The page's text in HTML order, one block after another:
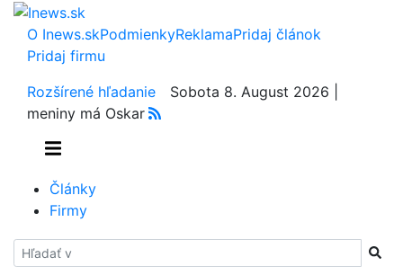
O Inews.skPodmienkyReklamaPridaj článok
Pridaj firmu
Rozšírené hľadanie
Sobota 8. August 2026 |
meniny má Oskar
Články
Firmy
Hladať